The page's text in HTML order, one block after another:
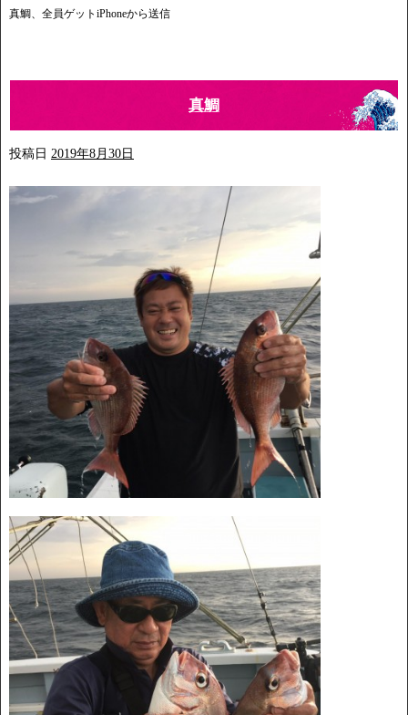
真鯛、全員ゲットiPhoneから送信
真鯛
投稿日 2019年8月30日